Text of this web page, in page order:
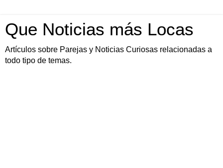
Que Noticias más Locas
Artículos sobre Parejas y Noticias Curiosas relacionadas a
todo tipo de temas.